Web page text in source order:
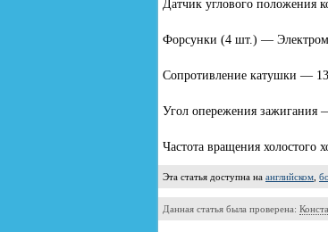
Датчик углового положения
Форсунки (4 шт.) —
Сопротивление катушки —
Угол опережения зажигания
Частота вращения
Эта статья доступна на английском
Данная статья была проверена: